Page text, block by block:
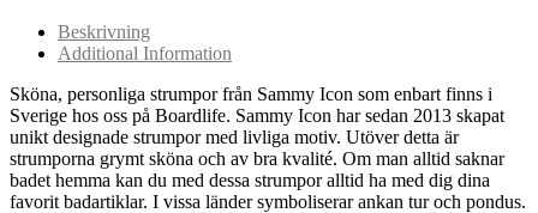
Beskrivning
Additional Information
Sköna, personliga strumpor från Sammy Icon som enbart finns i
Sverige hos oss på Boardlife. Sammy Icon har sedan 2013 skapat
unikt designade strumpor med livliga motiv. Utöver detta är
strumporna grymt sköna och av bra kvalité. Om man alltid saknar
badet hemma kan du med dessa strumpor alltid ha med dig dina
favorit badartiklar. I vissa länder symboliserar ankan tur och pondus.